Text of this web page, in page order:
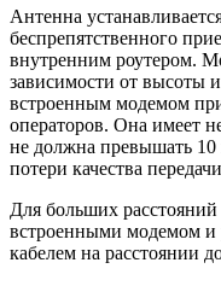
Антенна
беспрепятственного
внутренним роутером.
зависимости от высоты
встроенным модемом
операторов. Она имеет
не должна превышать
потери качества
Для больших
встроенными модемом
кабелем на расстоянии